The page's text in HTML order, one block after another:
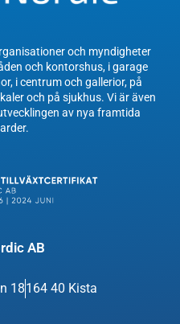
och myndigheter
och kontorshus, i garage
i centrum och gallerior, på
och på sjukhus. Vi är även
av nya framtida
AB
18164 40 Kista